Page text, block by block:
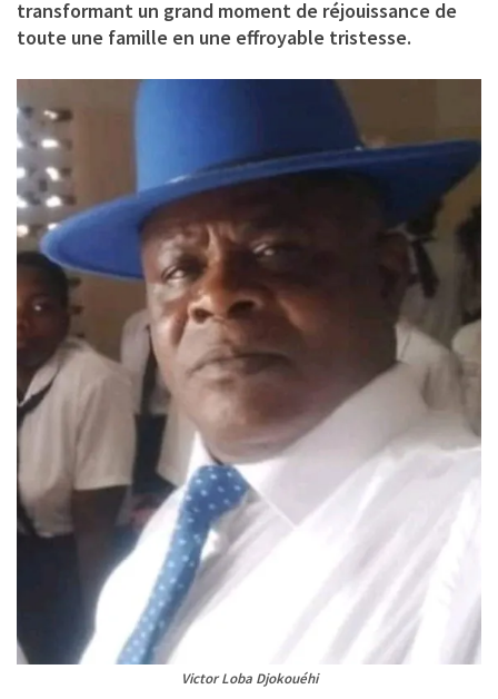
transformant un grand moment de réjouissance de
toute une famille en une effroyable tristesse.
Victor Loba Djokouéhi